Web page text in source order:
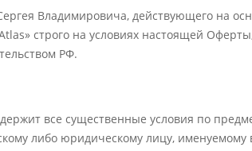
Владимировича, действующего на
строго на условиях настоящей
РФ.
все существенные условия по
либо юридическому лицу, именуемому